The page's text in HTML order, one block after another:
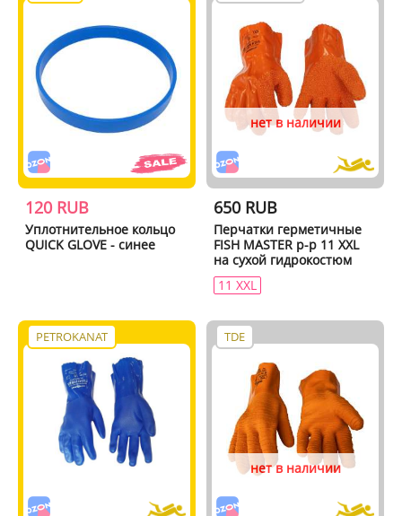
120 RUB
Уплотнительное кольцо
QUICK GLOVE - синее
нет в наличии
650 RUB
Перчатки герметичные
FISH MASTER р-р 11 XXL
на сухой гидрокостюм
11 XXL
PETROKANAT TDE
нет в наличии